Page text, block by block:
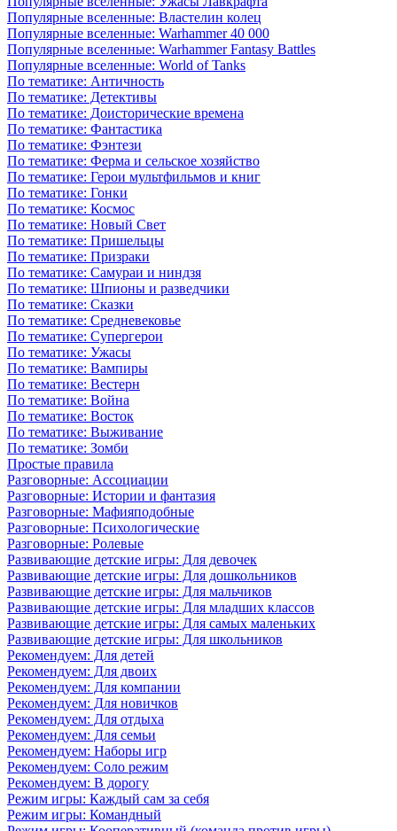
Популярные вселенные: Властелин колец
Популярные вселенные: Warhammer 40 000
Популярные вселенные: Warhammer Fantasy Battles
Популярные вселенные: World of Tanks
По тематике: Античность
По тематике: Детективы
По тематике: Доисторические времена
По тематике: Фантастика
По тематике: Фэнтези
По тематике: Ферма и сельское хозяйство
По тематике: Герои мультфильмов и книг
По тематике: Гонки
По тематике: Космос
По тематике: Новый Свет
По тематике: Пришельцы
По тематике: Призраки
По тематике: Самураи и ниндзя
По тематике: Шпионы и разведчики
По тематике: Сказки
По тематике: Средневековье
По тематике: Супергерои
По тематике: Ужасы
По тематике: Вампиры
По тематике: Вестерн
По тематике: Война
По тематике: Восток
По тематике: Выживание
По тематике: Зомби
Простые правила
Разговорные: Ассоциации
Разговорные: Истории и фантазия
Разговорные: Мафияподобные
Разговорные: Психологические
Разговорные: Ролевые
Развивающие детские игры: Для девочек
Развивающие детские игры: Для дошкольников
Развивающие детские игры: Для мальчиков
Развивающие детские игры: Для младших классов
Развивающие детские игры: Для самых маленьких
Развивающие детские игры: Для школьников
Рекомендуем: Для детей
Рекомендуем: Для двоих
Рекомендуем: Для компании
Рекомендуем: Для новичков
Рекомендуем: Для отдыха
Рекомендуем: Для семьи
Рекомендуем: Наборы игр
Рекомендуем: Соло режим
Рекомендуем: В дорогу
Режим игры: Каждый сам за себя
Режим игры: Командный